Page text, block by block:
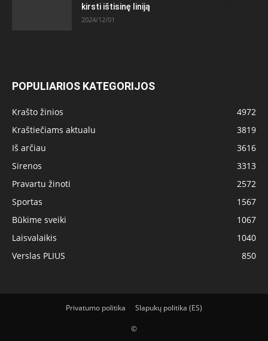
kirsti ištisinę liniją
2024/12/01
POPULIARIOS KATEGORIJOS
Krašto žinios
4972
Kraštiečiams aktualu
3819
Iš arčiau
3616
Sirenos
3313
Pravartu žinoti
2572
Sportas
1567
Būkime sveiki
1067
Laisvalaikis
1040
Verslas PLIUS
850
Privatumo politika Slapukų politika (ES)
©